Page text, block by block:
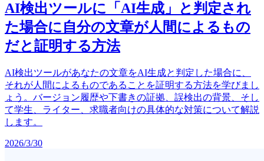
AI検出ツールに「AI生成」と判定され
た場合に自分の文章が人間によるもの
だと証明する方法
AI検出ツールがあなたの文章をAI生成と判定した場合に、
それが人間によるものであることを証明する方法を学びまし
ょう。バージョン履歴や下書きの証拠、誤検出の背景、そし
て学生、ライター、求職者向けの具体的な対策について解説
します。
2026/3/30